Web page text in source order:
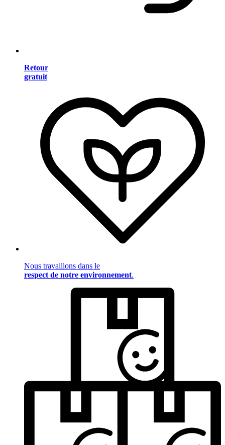
Retour
gratuit
Nous travaillons dans le
respect de notre environnement.